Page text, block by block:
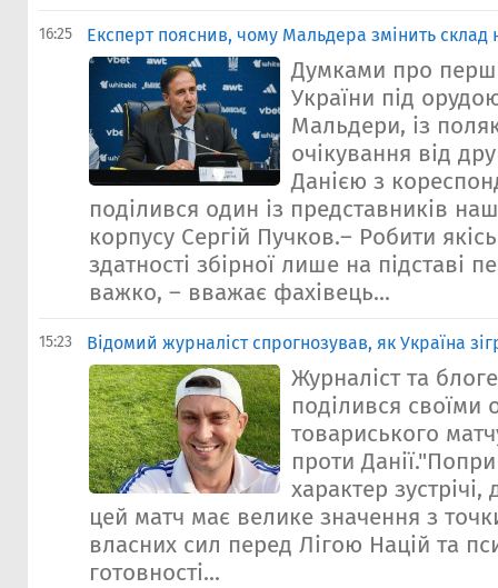
16:25 Експерт пояснив, чому Мальдера змінить склад
Думками про
України під
Мальдери, із
очікування від
Данією з
поділився один із представників
корпусу Сергій Пучков.– Робити
здатності збірної лише на підставі
важко, – вважає фахівець...
15:23 Відомий журналіст спрогнозував, як Україна
Журналіст та
поділився своїми
товариського
проти
характер
цей матч має велике значення з
власних сил перед Лігою Націй та
готовності...